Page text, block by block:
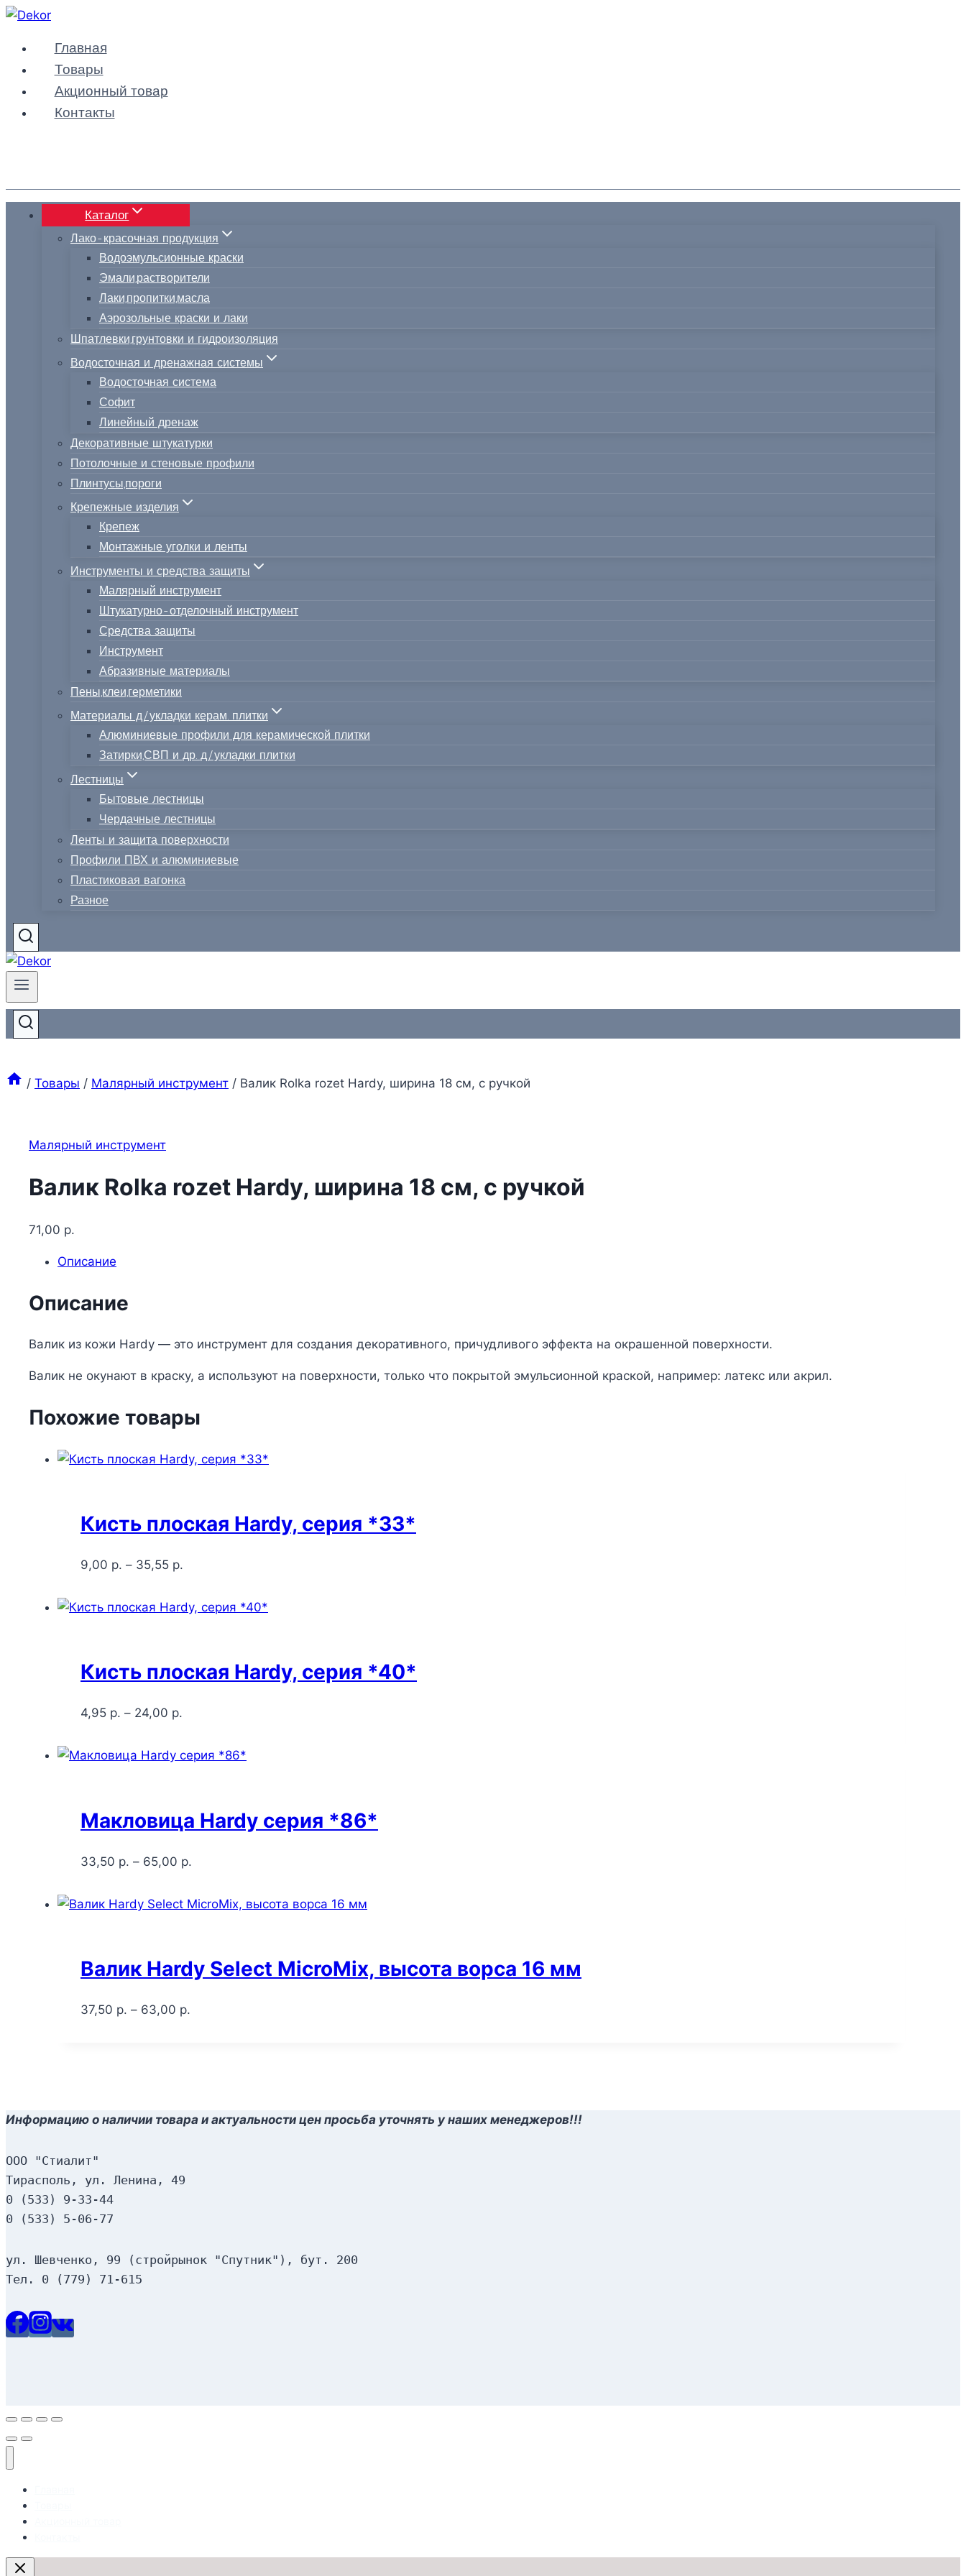
Перейти
содержимому
Главная
Товары
Акционный товар
Контакты
Каталог
Лако-красочная продукция
Водоэмульсионные краски
Эмали,растворители
Лаки,пропитки,масла
Аэрозольные краски и лаки
Шпатлевки,грунтовки и гидроизоляция
Водосточная и дренажная системы
Водосточная система
Софит
Линейный дренаж
Декоративные штукатурки
Потолочные и стеновые профили
Плинтусы,пороги
Крепежные изделия
Крепеж
Монтажные уголки и ленты
Инструменты и средства защиты
Малярный инструмент
Штукатурно-отделочный инструмент
Средства защиты
Инструмент
Абразивные материалы
Пены,клеи,герметики
Материалы д/укладки керам. плитки
Алюминиевые профили для керамической плитки
Затирки,СВП и др. д/укладки плитки
Лестницы
Бытовые лестницы
Чердачные лестницы
Ленты и защита поверхности
Профили ПВХ и алюминиевые
Пластиковая вагонка
Разное
/ Товары / Малярный инструмент / Валик Rolka rozet Hardy, ширина 18 см, с ручкой
Малярный инструмент
Валик Rolka rozet Hardy, ширина 18 см, с ручкой
71,00 р.
Описание
Описание
Валик из кожи Hardy — это инструмент для создания декоративного, причудливого эффекта на окрашенной поверхности.
Валик не окунают в краску, а используют на поверхности, только что покрытой эмульсионной краской, например: латекс или акрил.
Похожие товары
Кисть плоская Hardy, серия *33*
9,00 р. – 35,55 р.
Кисть плоская Hardy, серия *40*
4,95 р. – 24,00 р.
Макловица Hardy серия *86*
33,50 р. – 65,00 р.
Валик Hardy Select MicroMix, высота ворса 16 мм
37,50 р. – 63,00 р.
Информацию о наличии товара и актуальности цен просьба уточнять у наших менеджеров!!!
ООО "Стиалит"
Тирасполь, ул. Ленина, 49
0 (533) 9-33-44
0 (533) 5-06-77
ул. Шевченко, 99 (стройрынок "Спутник"), бут. 200
Тел. 0 (779) 71-615